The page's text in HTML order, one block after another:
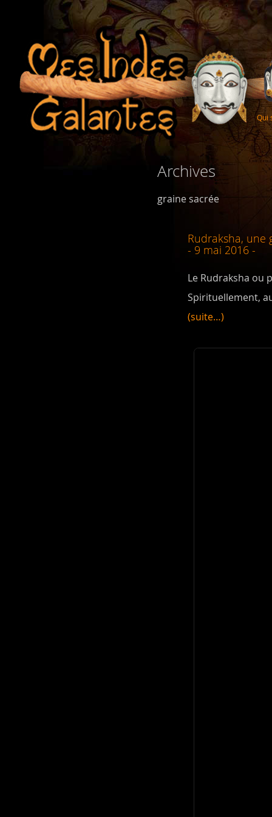
Qui
Archives
graine sacrée
Rudraksha, une
- 9 mai 2016 -
Le Rudraksha ou
Spirituellement,
(suite…)